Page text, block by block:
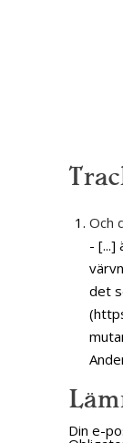
Och
- [...]
det
Din e-